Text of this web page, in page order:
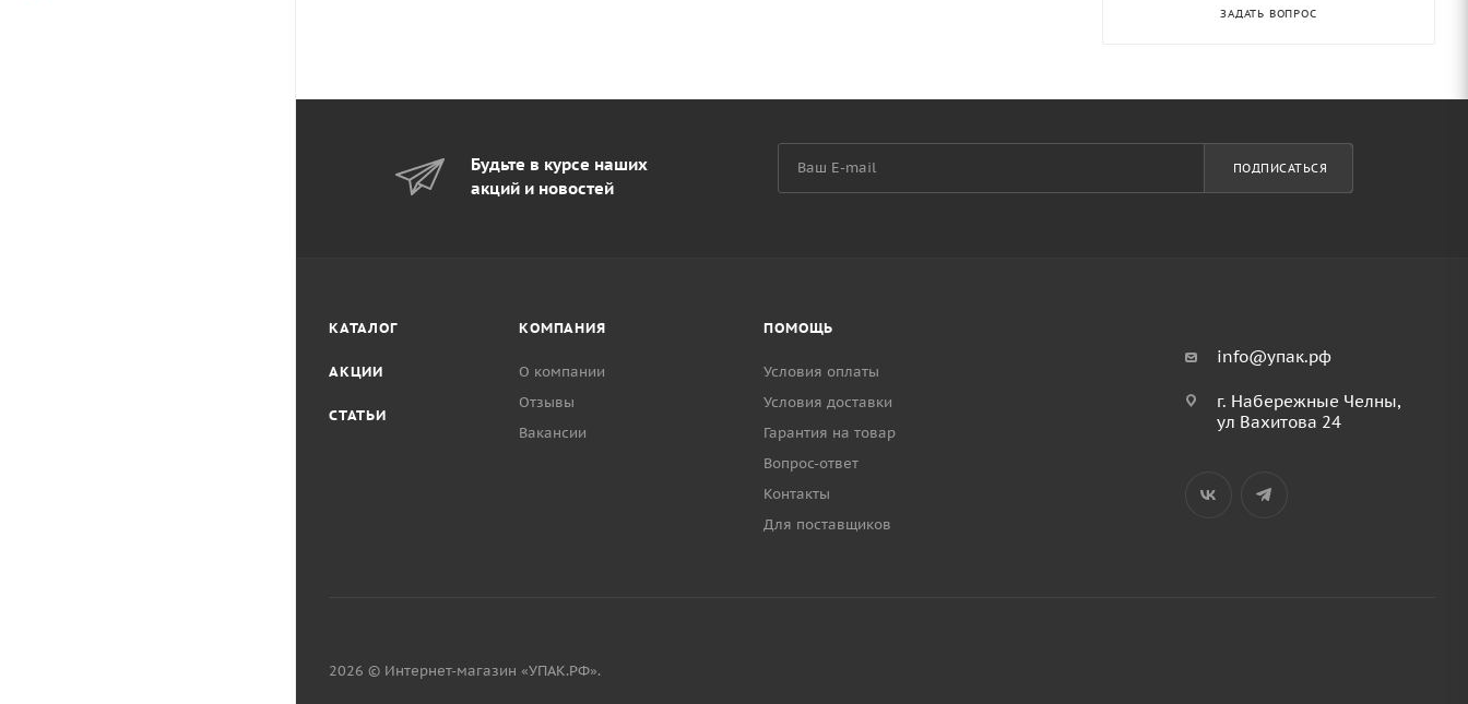
ЗАДАТЬ ВОПРОС
Будьте в курсе наших
акций и новостей
ПОДПИСАТЬСЯ
КАТАЛОГ
АКЦИИ
СТАТЬИ
КОМПАНИЯ
О компании
Отзывы
Вакансии
ПОМОЩЬ
Условия оплаты
Условия доставки
Гарантия на товар
Вопрос-ответ
Контакты
Для поставщиков
info@упак.рф
г. Набережные Челны,
ул Вахитова 24
2026 © Интернет-магазин «УПАК.РФ».